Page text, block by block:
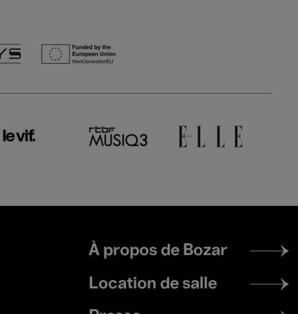
Footer
menu
À propos de Bozar
Location de salle